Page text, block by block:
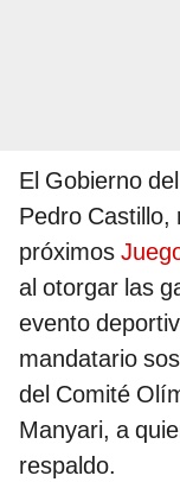
El Gobierno
Pedro Castillo,
próximos
al otorgar las
evento
mandatario
del Comité
Manyari, a
respaldo.